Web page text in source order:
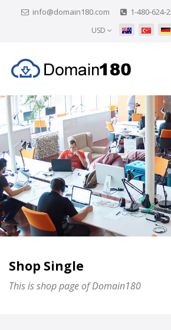
info@domain180.com 1-480-624-
USD
Shop Single
This is shop page of Domain180